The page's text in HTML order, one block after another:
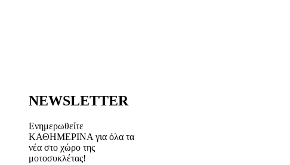
NEWSLETTER
Ενημερωθείτε
ΚΑΘΗΜΕΡΙΝΑ για όλα τα
νέα στο χώρο της
μοτοσυκλέτας!